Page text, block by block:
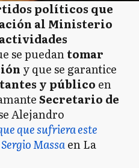
políticos que
al Ministerio
se puedantomar
y que se garantice
y público en
Secretario de
Alejandro
que sufriera este
Massaen La